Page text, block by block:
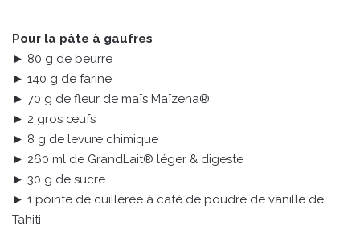
Pour la pâte à gaufres
► 80 g de beurre
► 140 g de farine
► 70 g de fleur de maïs Maïzena®
► 2 gros œufs
► 8 g de levure chimique
► 260 ml de GrandLait® léger & digeste
► 30 g de sucre
► 1 pointe de cuillerée à café de poudre de vanille de
Tahiti